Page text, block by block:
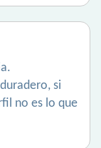
si
no es lo que